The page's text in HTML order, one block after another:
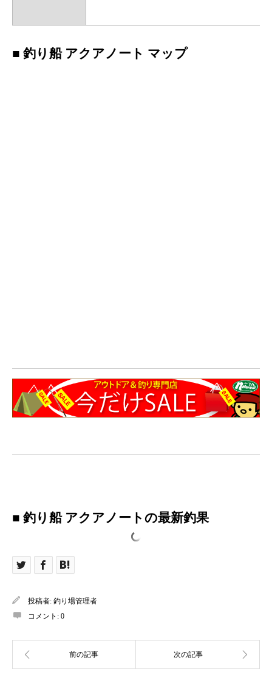
■ 釣り船 アクアノート マップ
■ 釣り船 アクアノートの最新釣果
投稿者: 釣り場管理者
コメント: 0